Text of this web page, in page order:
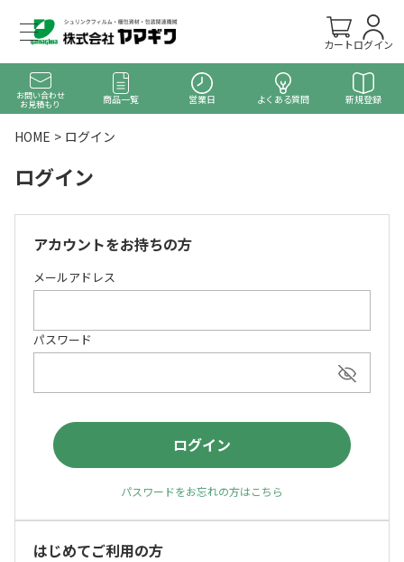
カートログイン
お問い合わせ
お見積もり 商品一覧 営業日 よくある質問 新規登録
HOME ログイン
ログイン
アカウントをお持ちの方
メールアドレス
パスワード
パスワードをお忘れの方はこちら
はじめてご利用の方